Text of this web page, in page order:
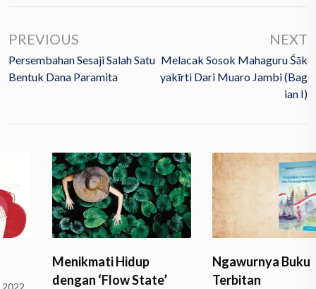
PREVIOUS
Persembahan Sesaji Salah Satu
Bentuk Dana Paramita
NEXT
Melacak Sosok Mahaguru Śāk
Yakīrti Dari Muaro Jambi (Bag
Ian I)
Menikmati Hidup
dengan ‘Flow State’
Ngawurnya Buku
Terbitan